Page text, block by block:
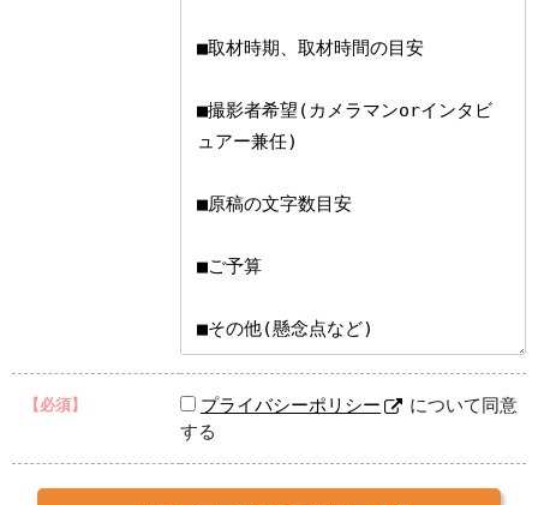
【必須】 プライバシーポリシー
について同意
する